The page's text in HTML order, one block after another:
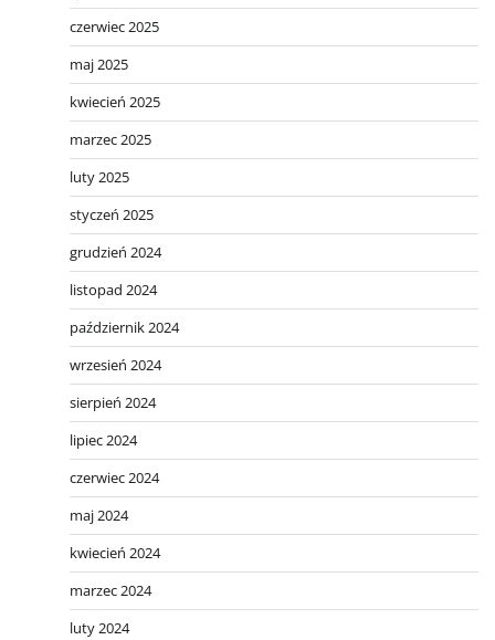
czerwiec 2025
maj 2025
kwiecień 2025
marzec 2025
luty 2025
styczeń 2025
grudzień 2024
listopad 2024
październik 2024
wrzesień 2024
sierpień 2024
lipiec 2024
czerwiec 2024
maj 2024
kwiecień 2024
marzec 2024
luty 2024